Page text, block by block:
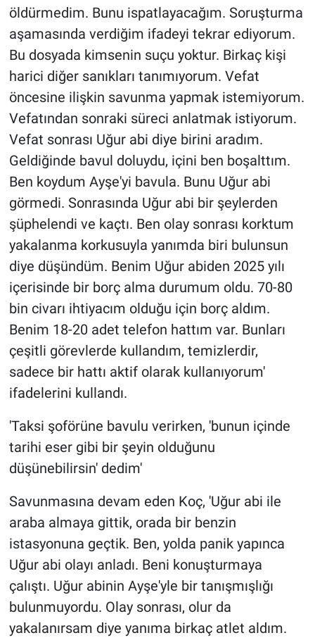
öldürmedim. Bunu ispatlayacağım. Soruşturma
aşamasında verdiğim ifadeyi tekrar ediyorum.
Bu dosyada kimsenin suçu yoktur. Birkaç kişi
harici diğer sanıkları tanımıyorum. Vefat
öncesine ilişkin savunma yapmak istemiyorum.
Vefatından sonraki süreci anlatmak istiyorum.
Vefat sonrası Uğur abi diye birini aradım.
Geldiğinde bavul doluydu, içini ben boşalttım.
Ben koydum Ayşe'yi bavula. Bunu Uğur abi
görmedi. Sonrasında Uğur abi bir şeylerden
şüphelendi ve kaçtı. Ben olay sonrası korktum
yakalanma korkusuyla yanımda biri bulunsun
diye düşündüm. Benim Uğur abiden 2025 yılı
içerisinde bir borç alma durumum oldu. 70-80
bin civarı ihtiyacım olduğu için borç aldım.
Benim 18-20 adet telefon hattım var. Bunları
çeşitli görevlerde kullandım, temizlerdir,
sadece bir hattı aktif olarak kullanıyorum'
ifadelerini kullandı.
'Taksi şoförüne bavulu verirken, 'bunun içinde
tarihi eser gibi bir şeyin olduğunu
düşünebilirsin' dedim'
Savunmasına devam eden Koç, 'Uğur abi ile
araba almaya gittik, orada bir benzin
istasyonuna geçtik. Ben, yolda panik yapınca
Uğur abi olayı anladı. Beni konuşturmaya
çalıştı. Uğur abinin Ayşe'yle bir tanışmışlığı
bulunmuyordu. Olay sonrası, olur da
yakalanırsam diye yanıma birkaç atlet aldım.